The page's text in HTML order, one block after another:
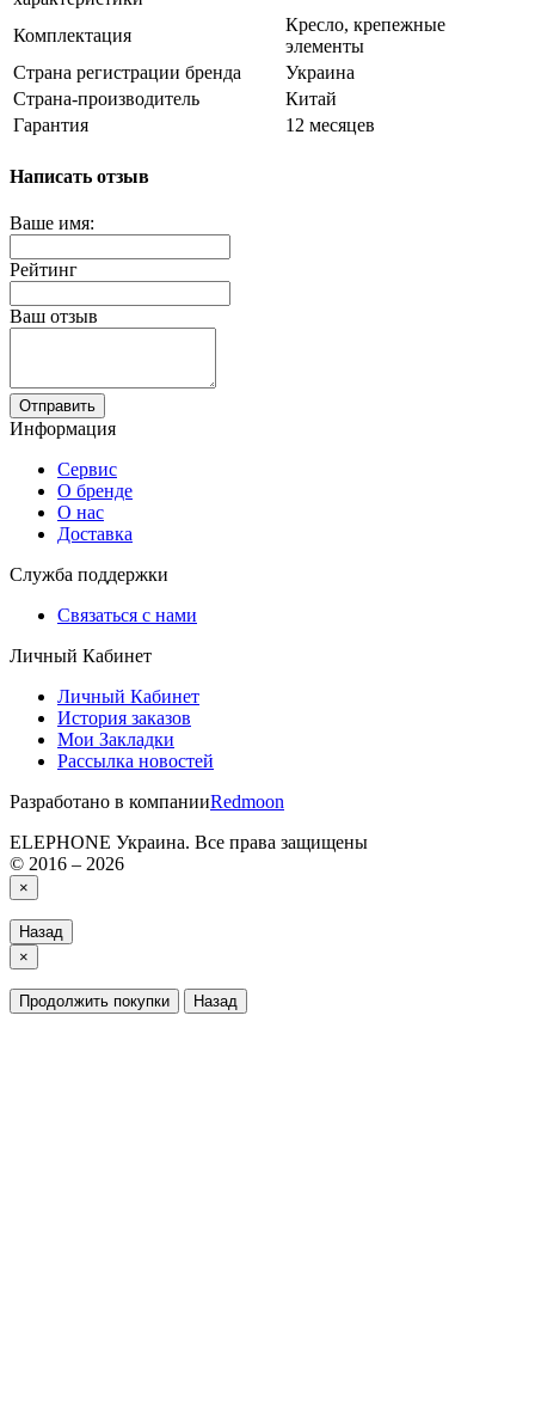
Комплектация
Кресло, крепежные
элементы
Страна регистрации бренда
Украина
Страна-производитель
Китай
Гарантия
12 месяцев
Написать отзыв
Ваше имя:
Рейтинг
Ваш отзыв
Отправить
Информация
Сервис
О бренде
О нас
Доставка
Служба поддержки
Связаться с нами
Личный Кабинет
Личный Кабинет
История заказов
Мои Закладки
Рассылка новостей
Разработано в компанииRedmoon
ELEPHONE Украина. Все права защищены
© 2016 – 2026
×
Назад
×
Продолжить покупки Назад